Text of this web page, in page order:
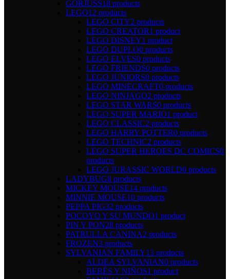
GORJUSS18 products
LEGO12 products
LEGO CITY2 products
LEGO CREATOR1 product
LEGO DISNEY1 product
LEGO DUPLO0 products
LEGO ELVES0 products
LEGO FRIENDS0 products
LEGO JUNIORS0 products
LEGO MINECRAFT0 products
LEGO NINJAGO2 products
LEGO STAR WARS0 products
LEGO SUPER MARIO1 product
LEGO CLASSIC2 products
LEGO HARRY POTTER0 products
LEGO TECHNIC2 products
LEGO SUPER HEROES DC COMICS0
products
LEGO JURASSIC WORLD0 products
LADYBUG8 products
MICKEY MOUSE14 products
MINNIE MOUSE10 products
PEPPA PIG32 products
POCOYO Y SU MUNDO1 product
PIN Y PON28 products
PATRULLA CANINA2 products
FROZEN3 products
SYLVANIAN FAMILY13 products
ALDEA SYLVANIAN0 products
BEBÉS Y NIÑOS1 product